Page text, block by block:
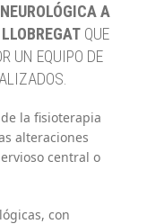
A
QUE
UN EQUIPO DE
la fisioterapia
alteraciones
central o
con